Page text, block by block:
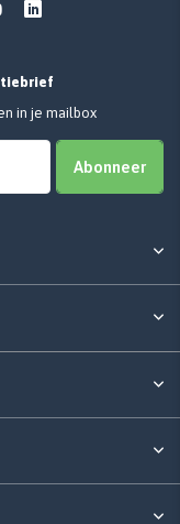
in je mailbox
Abonneer